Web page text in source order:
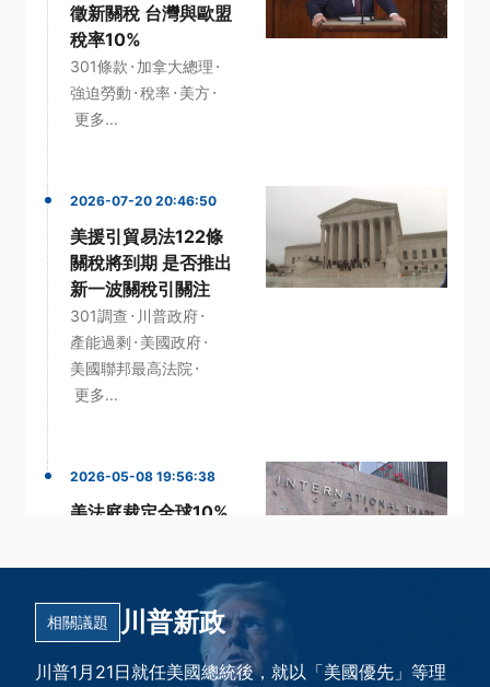
徵新關稅 台灣與歐盟
稅率10%
301條款 · 加拿大總理 ·
強迫勞動 ·稅率· 美方·
更多...
2026-07-20 20:46:50
美援引貿易法122條
關稅將到期 是否推出
新一波關稅引關注
301調查 · 川普政府·
產能過剩 · 美國政府·
美國聯邦最高法院 ·
更多...
2026-05-08 19:56:38
美法庭裁定全球10%
年貿易法授權依據
進口商 關稅·301條款·
更多...
相關議題 川普新政
川普1月21日就任美國總統後，就以「美國優先」等理